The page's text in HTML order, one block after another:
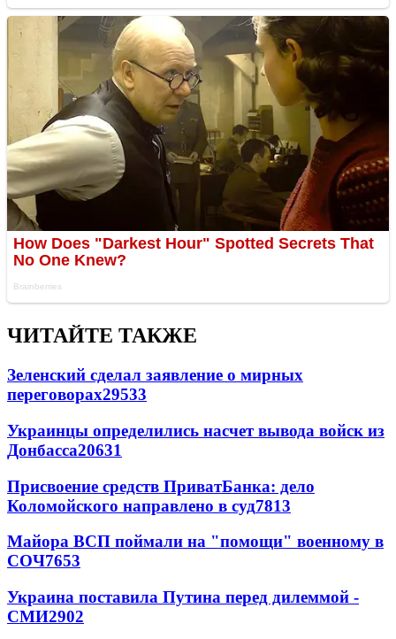
ЧИТАЙТЕ ТАКЖЕ
Зеленский сделал заявление о мирных
переговорах29533
Украинцы определились насчет вывода войск из
Донбасса20631
Присвоение средств ПриватБанка: дело
Коломойского направлено в суд7813
Майора ВСП поймали на "помощи" военному в
СОЧ7653
Украина поставила Путина перед дилеммой -
СМИ2902